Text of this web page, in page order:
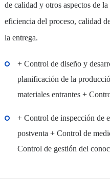
de calidad y otros aspectos de
eficiencia del proceso, calidad
la entrega.
+ Control de diseño y
planificación de la
materiales entrantes +
+ Control de inspección de
postventa + Control de
Control de gestión del